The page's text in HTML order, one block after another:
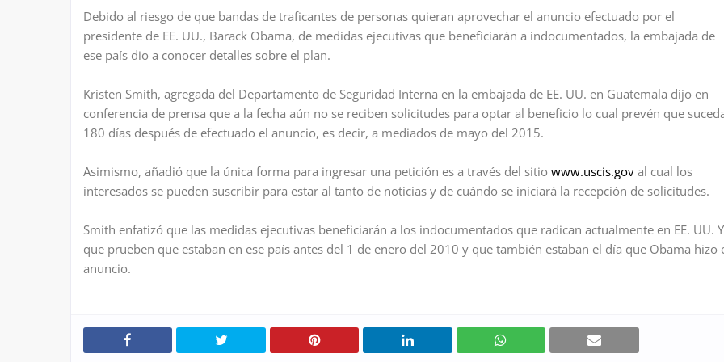
Debido al riesgo de que bandas de traficantes de personas quieran aprovechar el anuncio efectuado por el
presidente de EE. UU., Barack Obama, de medidas ejecutivas que beneficiarán a indocumentados, la embajada de
ese país dio a conocer detalles sobre el plan.
Kristen Smith, agregada del Departamento de Seguridad Interna en la embajada de EE. UU. en Guatemala dijo en
conferencia de prensa que a la fecha aún no se reciben solicitudes para optar al beneficio lo cual prevén que
180 días después de efectuado el anuncio, es decir, a mediados de mayo del 2015.
Asimismo, añadió que la única forma para ingresar una petición es a través del sitio www.uscis.gov al cual los
interesados se pueden suscribir para estar al tanto de noticias y de cuándo se iniciará la recepción de solicitudes.
Smith enfatizó que las medidas ejecutivas beneficiarán a los indocumentados que radican actualmente en EE. UU. Y
que prueben que estaban en ese país antes del 1 de enero del 2010 y que también estaban el día que Obama hizo
anuncio.